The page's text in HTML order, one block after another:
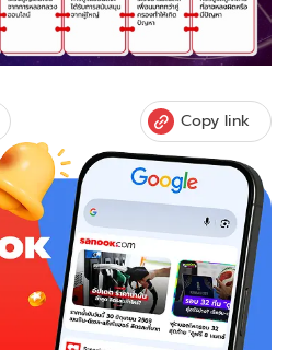
Copy link